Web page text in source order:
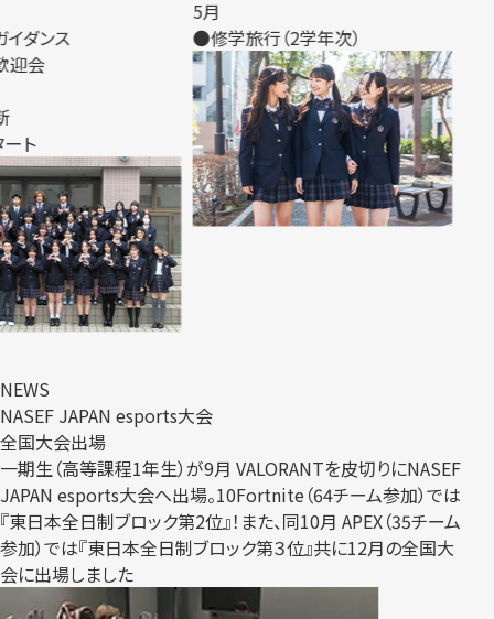
ス
●修学旅行（2学年次）
eスポー
「
●学園
NEWS
NASEF JAPAN esports大会
全国大会出場
一期生（高等課程1年生）が9月 VALORANTを皮切りにNASEF
JAPAN esports大会へ出場。10Fortnite（64チーム参加）では
『東日本全日制ブロック第2位』！また、同10月 APEX（35チーム
参加）では『東日本全日制ブロック第３位』共に12月の全国大
会に出場しました